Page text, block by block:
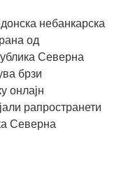
небанкарска
од
Северна
брзи
онлајн
рапространети
Северна